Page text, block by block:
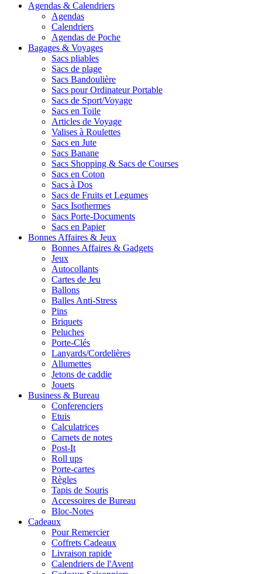
Agendas & Calendriers
Agendas
Calendriers
Agendas de Poche
Bagages & Voyages
Sacs pliables
Sacs de plage
Sacs Bandoulière
Sacs pour Ordinateur Portable
Sacs de Sport/Voyage
Sacs en Toile
Articles de Voyage
Valises à Roulettes
Sacs en Jute
Sacs Banane
Sacs Shopping & Sacs de Courses
Sacs en Coton
Sacs à Dos
Sacs de Fruits et Legumes
Sacs Isothermes
Sacs Porte-Documents
Sacs en Papier
Bonnes Affaires & Jeux
Bonnes Affaires & Gadgets
Jeux
Autocollants
Cartes de Jeu
Ballons
Balles Anti-Stress
Pins
Briquets
Peluches
Porte-Clés
Lanyards/Cordelières
Allumettes
Jetons de caddie
Jouets
Business & Bureau
Conferenciers
Etuis
Calculatrices
Carnets de notes
Post-It
Roll ups
Porte-cartes
Règles
Tapis de Souris
Accessoires de Bureau
Bloc-Notes
Cadeaux
Pour Remercier
Coffrets Cadeaux
Livraison rapide
Calendriers de l'Avent